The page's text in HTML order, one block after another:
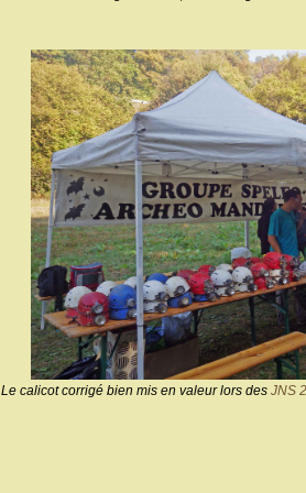
Le calicot corrigé bien mis en valeur lors des JNS